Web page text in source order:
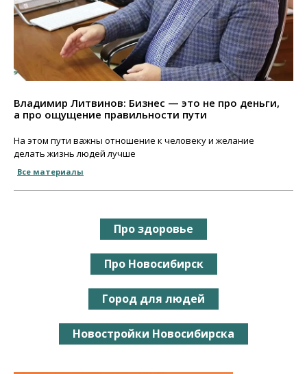
Владимир Литвинов: Бизнес — это не про деньги,
а про ощущение правильности пути
На этом пути важны отношение к человеку и желание
делать жизнь людей лучше
Все материалы
Про здоровье
Про Новосибирск
Город для людей
Новостройки Новосибирска